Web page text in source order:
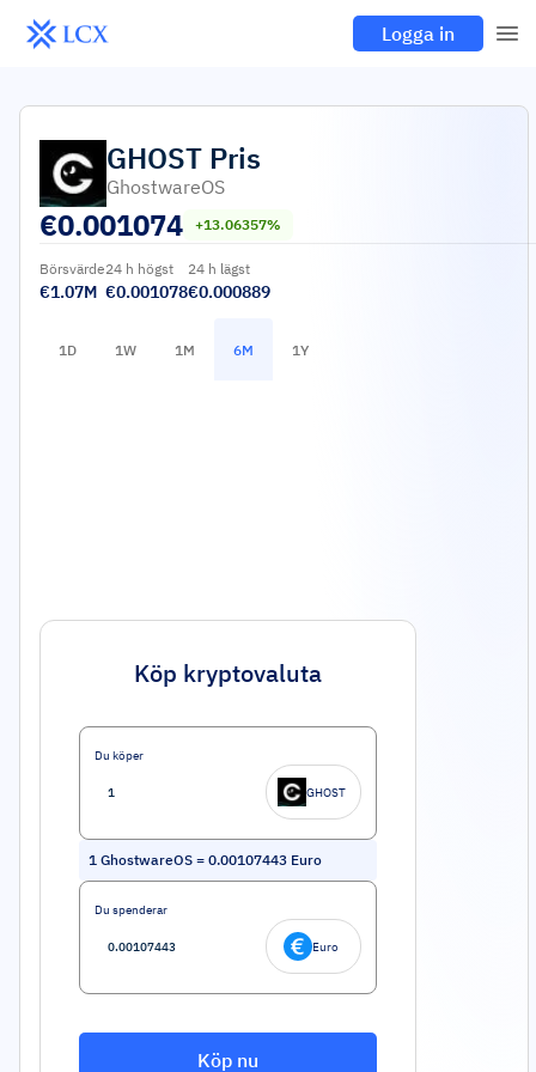
Logga in
GHOST Pris
GhostwareOS
€0.001074 +13.06357%
Börsvärde
€1.07M
24 h högst
€0.001078
24 h lägst
€0.000889
1D 1W 1M 6M 1Y
Köp kryptovaluta
Du köper
GHOST
1 GhostwareOS = 0.00107443 Euro
Du spenderar
Euro
Köp nu